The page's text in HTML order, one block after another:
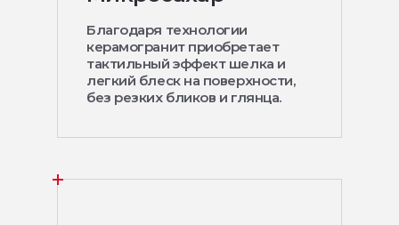
Благодаря технологии
керамогранит приобретает
тактильный эффект шелка и
легкий блеск на поверхности,
без резких бликов и глянца.